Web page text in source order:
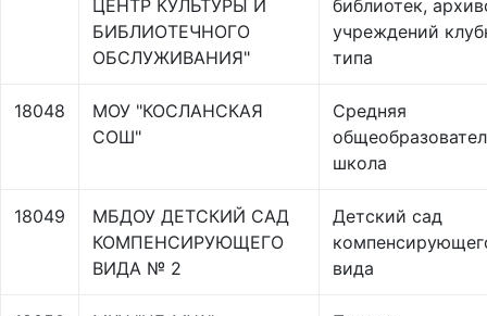
ЦЕНТР КУЛЬТУРЫ И
БИБЛИОТЕЧНОГО
ОБСЛУЖИВАНИЯ"
библиотек,
учреждений
типа
18048
МОУ "КОСЛАНСКАЯ
СОШ"
Средняя
школа
18049
МБДОУ ДЕТСКИЙ САД
КОМПЕНСИРУЮЩЕГО
ВИДА № 2
Детский сад
вида